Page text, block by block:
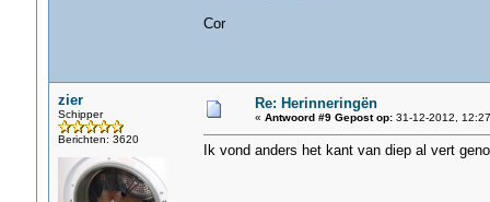
Cor
zier
Schipper
Berichten: 3620
Re: Herinneringën
« Antwoord #9 Gepost op:31-12-2012,
Ik vond anders het kant van diep al vert